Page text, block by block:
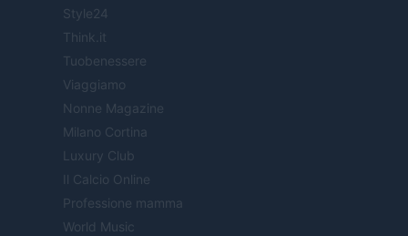
Style24
Think.it
Tuobenessere
Viaggiamo
Nonne Magazine
Milano Cortina
Luxury Club
Il Calcio Online
Professione mamma
World Music